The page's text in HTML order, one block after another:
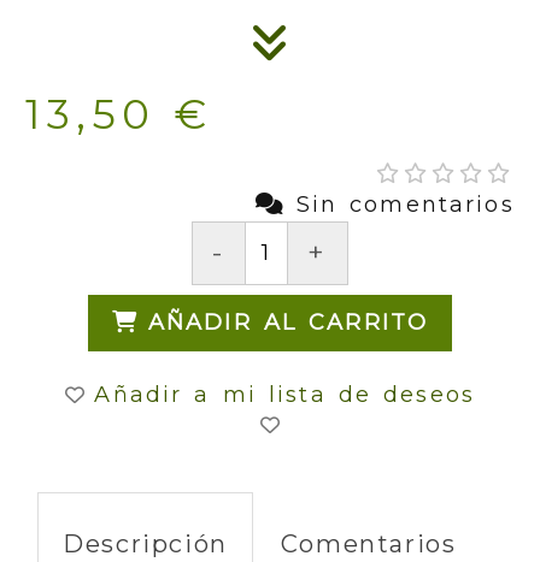
13,50 €
Sin comentarios
- +
AÑADIR AL CARRITO
Añadir a mi lista de deseos
Descripción Comentarios